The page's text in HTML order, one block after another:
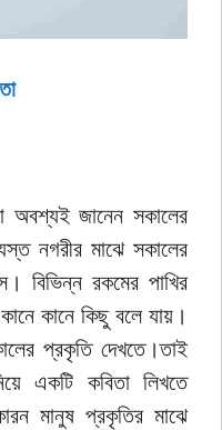
অবশ্যই জানেন সকালের
নগরীর মাঝে সকালের
বিভিন্ন রকমের পাখির
কানে কিছু বলে যায়।
প্রকৃতি দেখতে।তাই
একটি কবিতা লিখতে
মানুষ প্রকৃতির মাঝে